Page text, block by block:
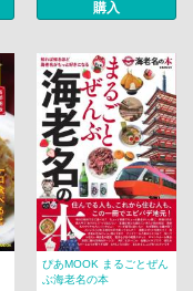
購入
ぴあMOOK まるごとぜん
ぶ海老名の本